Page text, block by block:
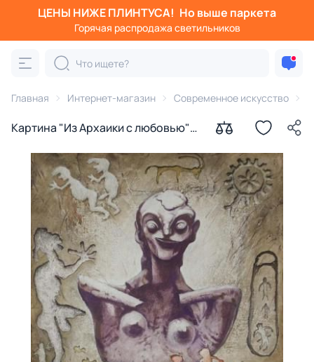
ЦЕНЫ НИЖЕ ПЛИНТУСА! Но выше паркета
Горячая распродажа светильников
Главная Интернет-магазин Современное искусство
Картина "Из Архаики с любовью"